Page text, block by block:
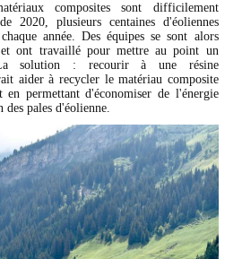
composites sont difficilement
2020, plusieurs centaines d'éoliennes
année. Des équipes se sont alors
et ont travaillé pour mettre au point un
La solution : recourir à une résine
aider à recycler le matériau composite
permettant d'économiser de l'énergie
des pales d'éolienne.